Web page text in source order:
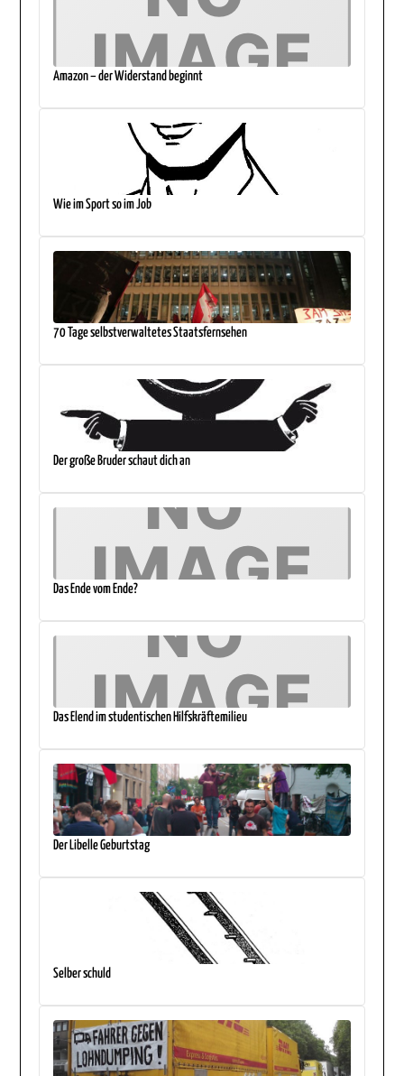
Amazon – der Widerstand beginnt
Wie im Sport so im Job
70 Tage selbstverwaltetes Staatsfernsehen
Der große Bruder schaut dich an
Das Ende vom Ende?
Das Elend im studentischen Hilfskräftemilieu
Der Libelle Geburtstag
Selber schuld